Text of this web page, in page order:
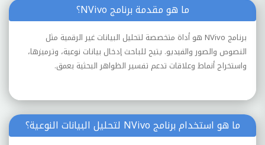
ما هو مقدمة برنامج NVivo؟
برنامج NVivo هو أداة متخصصة لتحليل البيانات غير الرقمية مثل
النصوص والصور والفيديو. يتيح للباحث إدخال بيانات نوعية، وترميزها،
واستخراج أنماط وعلاقات تدعم تفسير الظواهر البحثية بعمق.
ما هو استخدام برنامج NVivo لتحليل البيانات النوعية؟